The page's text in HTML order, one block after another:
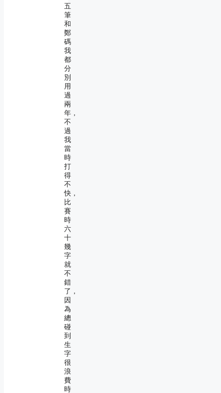
五
筆
和
鄭
碼
我
都
分
別
用
過
兩
年，
不
過
我
當
時
打
得
不
快，
比
賽
時
六
十
幾
字
就
不
錯
了，
因
為
總
碰
到
生
字
很
浪
費
時